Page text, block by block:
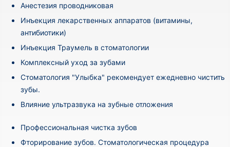
Анестезия проводниковая
Инъекция лекарственных аппаратов (витамины,
антибиотики)
Инъекция Траумель в стоматологии
Комплексный уход за зубами
Стоматология "Улыбка" рекомендует ежедневно чистить
зубы.
Влияние ультразвука на зубные отложения
Профессиональная чистка зубов
Фторирование зубов. Стоматологическая процедура